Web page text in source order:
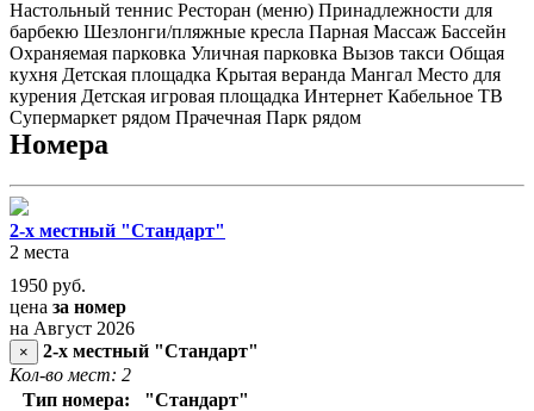
Настольный теннис Ресторан (меню) Принадлежности для
барбекю Шезлонги/пляжные кресла Парная Массаж Бассейн
Охраняемая парковка Уличная парковка Вызов такси Общая
кухня Детская площадка Крытая веранда Мангал Место для
курения Детская игровая площадка Интернет Кабельное ТВ
Супермаркет рядом Прачечная Парк рядом
Номера
2-х местный "Стандарт"
2 места
1950 руб.
цена за номер
на Август 2026
×
2-х местный "Стандарт"
Кол-во мест: 2
Тип номера:
"Стандарт"